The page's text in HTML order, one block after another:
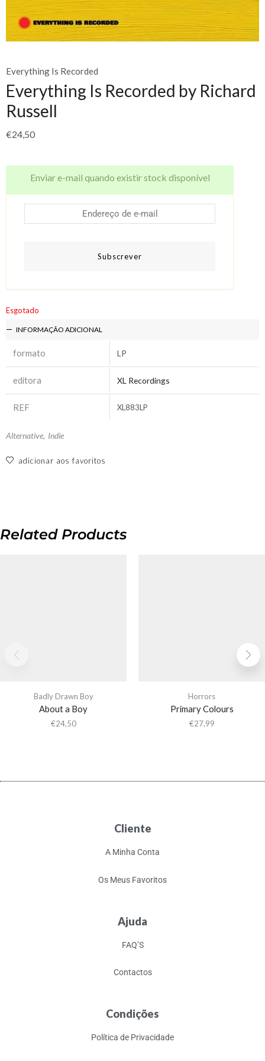
Everything Is Recorded
Everything Is Recorded by Richard
Russell
€24,50
Enviar e-mail quando existir stock disponível
Subscrever
Esgotado
INFORMAÇÃO ADICIONAL
formato LP
editora XL Recordings
REF XL883LP
Alternative, Indie
adicionar aos favoritos
Related Products
Badly Drawn Boy
About a Boy
€24,50
Horrors
Primary Colours
€27,99
Cliente
A Minha Conta
Os Meus Favoritos
Ajuda
FAQ’S
Contactos
Condições
Política de Privacidade